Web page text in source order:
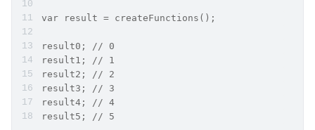
var result = createFunctions();
result0; // 0
result1; // 1
result2; // 2
result3; // 3
result4; // 4
result5; // 5